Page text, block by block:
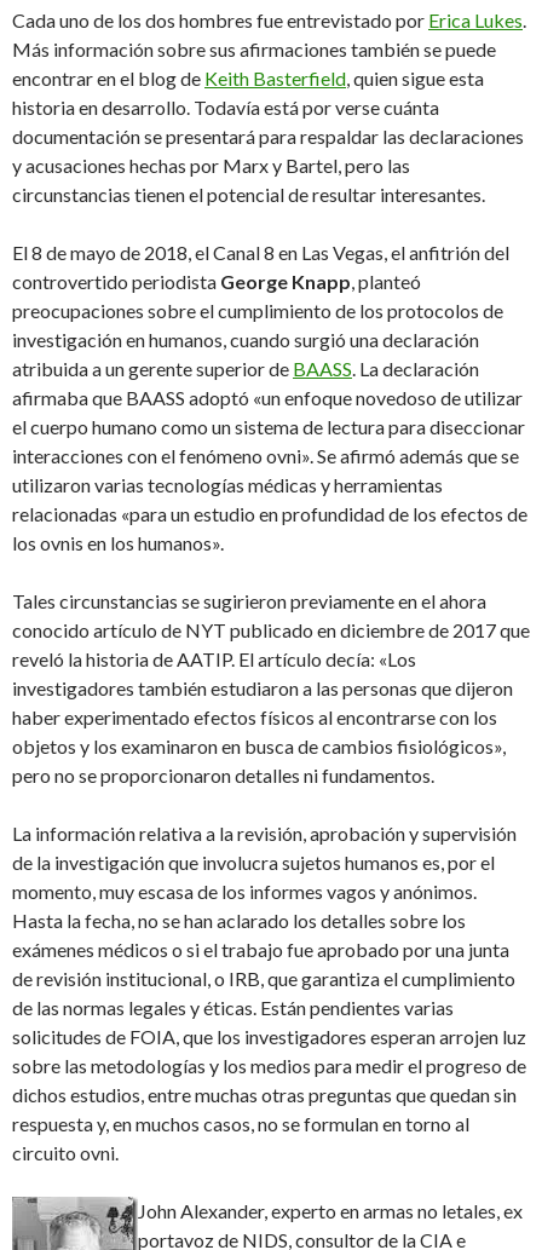
Cada uno de los dos hombres fue entrevistado por Erica Lukes.
Más información sobre sus afirmaciones también se puede
encontrar en el blog de Keith Basterfield, quien sigue esta
historia en desarrollo. Todavía está por verse cuánta
documentación se presentará para respaldar las declaraciones
y acusaciones hechas por Marx y Bartel, pero las
circunstancias tienen el potencial de resultar interesantes.
El 8 de mayo de 2018, el Canal 8 en Las Vegas, el anfitrión del
controvertido periodista George Knapp, planteó
preocupaciones sobre el cumplimiento de los protocolos de
investigación en humanos, cuando surgió una declaración
atribuida a un gerente superior de BAASS. La declaración
afirmaba que BAASS adoptó «un enfoque novedoso de utilizar
el cuerpo humano como un sistema de lectura para diseccionar
interacciones con el fenómeno ovni». Se afirmó además que se
utilizaron varias tecnologías médicas y herramientas
relacionadas «para un estudio en profundidad de los efectos de
los ovnis en los humanos».
Tales circunstancias se sugirieron previamente en el ahora
conocido artículo de NYT publicado en diciembre de 2017 que
reveló la historia de AATIP. El artículo decía: «Los
investigadores también estudiaron a las personas que dijeron
haber experimentado efectos físicos al encontrarse con los
objetos y los examinaron en busca de cambios fisiológicos»,
pero no se proporcionaron detalles ni fundamentos.
La información relativa a la revisión, aprobación y supervisión
de la investigación que involucra sujetos humanos es, por el
momento, muy escasa de los informes vagos y anónimos.
Hasta la fecha, no se han aclarado los detalles sobre los
exámenes médicos o si el trabajo fue aprobado por una junta
de revisión institucional, o IRB, que garantiza el cumplimiento
de las normas legales y éticas. Están pendientes varias
solicitudes de FOIA, que los investigadores esperan arrojen luz
sobre las metodologías y los medios para medir el progreso de
dichos estudios, entre muchas otras preguntas que quedan sin
respuesta y, en muchos casos, no se formulan en torno al
circuito ovni.
John Alexander, experto en armas no letales, ex
portavoz de NIDS, consultor de la CIA e